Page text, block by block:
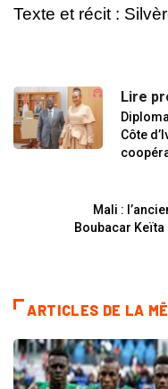
Texte et récit :
Lire
Côte
Mali :
Boubacar
ARTICLES DE LA